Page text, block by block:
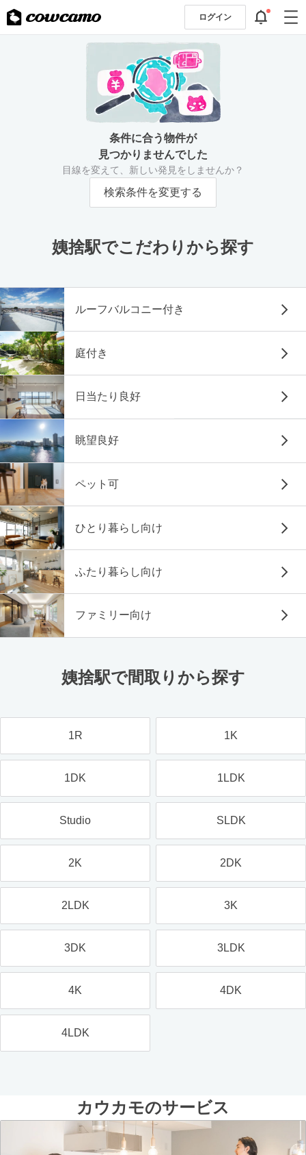
ログイン
条件に合う物件が
見つかりませんでした
目線を変えて、新しい発見をしませんか？
検索条件を変更する
姨捨駅でこだわりから探す
ルーフバルコニー付き
庭付き
日当たり良好
眺望良好
ペット可
ひとり暮らし向け
ふたり暮らし向け
ファミリー向け
姨捨駅で間取りから探す
1R 1K
1DK 1LDK
Studio SLDK
2K 2DK
2LDK 3K
3DK 3LDK
4K 4DK
4LDK
カウカモのサービス